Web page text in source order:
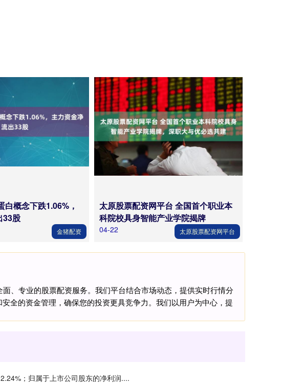
白概念下跌1.06%，
33股
金猪配资
太原股票配资网平台 全国首个职业本
科院校具身智能产业学院揭牌
04-22 太原股票配资网平台
、专业的股票配资服务。我们平台结合市场动态，提供实时行情分
全的资金管理，确保您的投资更具竞争力。我们以用户为中心，提
；归属于上市公司股东的净利润....